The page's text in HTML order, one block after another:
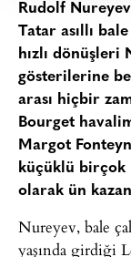
Rudolf
Tatar asıllı
hızlı dönüşleri
gösterilerine
arası hiçbir
Bourget
Margot
küçüklü birçok
olarak ün
Nureyev, bale
yaşında girdiği